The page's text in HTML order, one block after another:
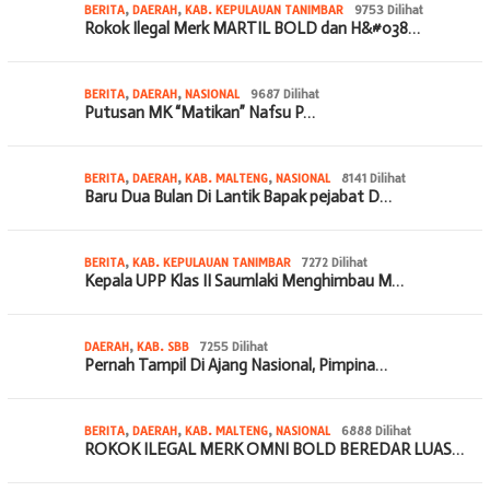
BERITA, DAERAH, KAB. KEPULAUAN TANIMBAR 9753 Dilihat
Rokok Ilegal Merk MARTIL BOLD dan H&#038…
BERITA, DAERAH, NASIONAL 9687 Dilihat
Putusan MK “Matikan” Nafsu P…
BERITA, DAERAH, KAB. MALTENG, NASIONAL 8141 Dilihat
Baru Dua Bulan Di Lantik Bapak pejabat D…
BERITA, KAB. KEPULAUAN TANIMBAR 7272 Dilihat
Kepala UPP Klas II Saumlaki Menghimbau M…
DAERAH, KAB. SBB 7255 Dilihat
Pernah Tampil Di Ajang Nasional, Pimpina…
BERITA, DAERAH, KAB. MALTENG, NASIONAL 6888 Dilihat
ROKOK ILEGAL MERK OMNI BOLD BEREDAR LUAS…